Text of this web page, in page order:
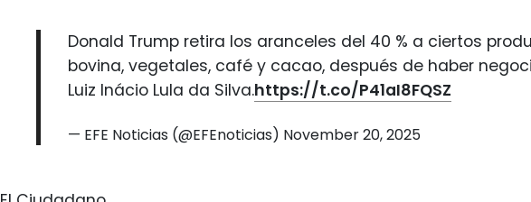
Donald Trump retira los aranceles del 40 % a ciertos
bovina, vegetales, café y cacao, después de haber
Luiz Inácio Lula da Silva.https://t.co/P41aI8FQSZ
— EFE Noticias (@EFEnoticias) November 20, 2025